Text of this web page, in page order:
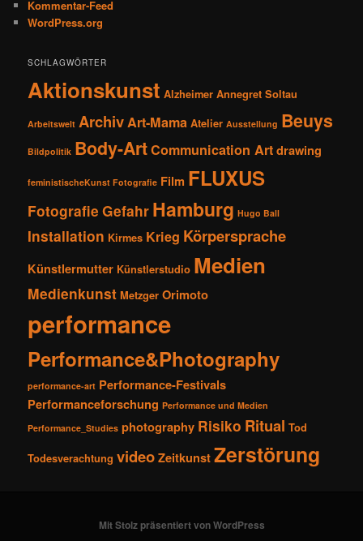
Kommentar-Feed
WordPress.org
SCHLAGWÖRTER
Aktionskunst Alzheimer Annegret Soltau
Arbeitswelt ArchivArt-Mama Atelier Ausstellung Beuys
Bildpolitik Body-ArtCommunication Artdrawing
feministischeKunst Fotografie Film FLUXUS
Fotografie Gefahr Hamburg Hugo Ball
Installation Kirmes Krieg Körpersprache
Künstlermutter Künstlerstudio Medien
Medienkunst Metzger Orimoto
performance
Performance&Photography
performance-art Performance-Festivals
Performanceforschung Performance und Medien
Performance_Studies photography Risiko Ritual Tod
Todesverachtung videoZeitkunstZerstörung
Mit Stolz präsentiert von WordPress